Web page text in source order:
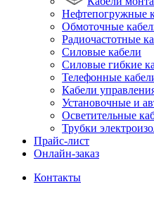
Нефтепогружные
Обмоточные
Радиочастотные
Силовые кабели
Силовые гибкие
Телефонные
Кабели
Установочные и
Осветительные
Трубки
Прайс-лист
Онлайн-заказ
Контакты